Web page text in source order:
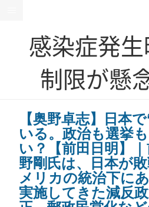
感染症発
制限が懸
【奥野卓志】日本
いる。政治も選挙
い？【前田日明】
野剛氏は、日本が
メリカの統治下に
実施してきた減反